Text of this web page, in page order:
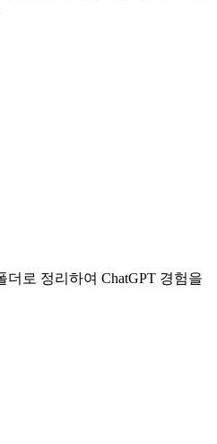
더로 정리하여 ChatGPT 경험을